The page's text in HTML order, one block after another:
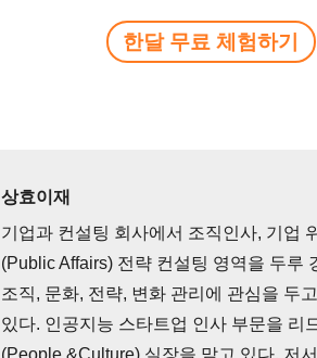
한달 무료 체험하기
상효이재
기업과 컨설팅 회사에서 조직인사, 기업
(Public Affairs) 전략 컨설팅 영역을 두루
조직, 문화, 전략, 변화 관리에 관심을 두
있다. 인공지능 스타트업 인사 부문을 리
(People &Culture) 실장을 맡고 있다. 저